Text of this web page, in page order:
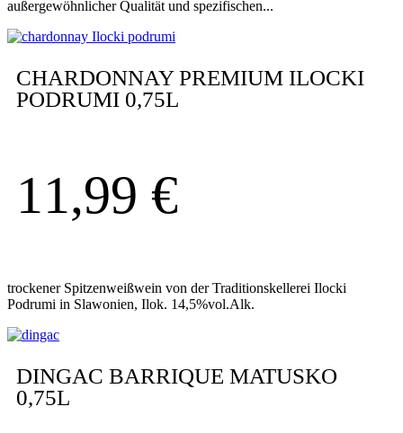
außergewöhnlicher Qualität und spezifischen...
CHARDONNAY PREMIUM ILOCKI
PODRUMI 0,75L
11,99 €
trockener Spitzenweißwein von der Traditionskellerei Ilocki
Podrumi in Slawonien, Ilok. 14,5%vol.Alk.
DINGAC BARRIQUE MATUSKO
0,75L